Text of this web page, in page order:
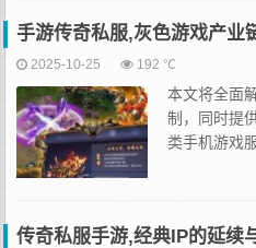
手游传奇私服,灰色游戏产业
2025-10-25 192 ℃
本文将全面
制，同时提
类手机游戏
传奇私服手游,经典IP的延续